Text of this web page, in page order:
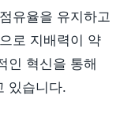
유율을 유지하고
로 지배력이 약
인 혁신을 통해
있습니다.